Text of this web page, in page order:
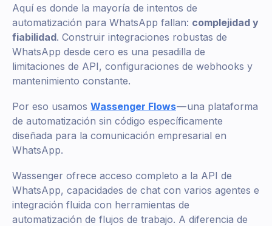
Aquí es donde la mayoría de intentos de
automatización para WhatsApp fallan: complejidad y
fiabilidad. Construir integraciones robustas de
WhatsApp desde cero es una pesadilla de
limitaciones de API, configuraciones de webhooks y
mantenimiento constante.
Por eso usamos Wassenger Flows— una plataforma
de automatización sin código específicamente
diseñada para la comunicación empresarial en
WhatsApp.
Wassenger ofrece acceso completo a la API de
WhatsApp, capacidades de chat con varios agentes e
integración fluida con herramientas de
automatización de flujos de trabajo. A diferencia de